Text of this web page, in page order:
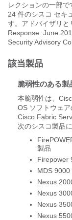
レクションの一部
24 件のシスコ セキ
す。アドバイザリ
Response: June
Security Advisory
該当製品
脆弱性のある製
本脆弱性は、
OS ソフトウェ
Cisco Fabric
次のシスコ製品
製品
Firepower
MDS 9000
Nexus
Nexus
Nexus
Nexus